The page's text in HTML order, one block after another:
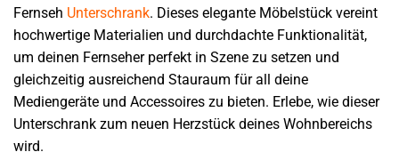
Fernseh Unterschrank. Dieses elegante Möbelstück vereint
hochwertige Materialien und durchdachte Funktionalität,
um deinen Fernseher perfekt in Szene zu setzen und
gleichzeitig ausreichend Stauraum für all deine
Mediengeräte und Accessoires zu bieten. Erlebe, wie dieser
Unterschrank zum neuen Herzstück deines Wohnbereichs
wird.